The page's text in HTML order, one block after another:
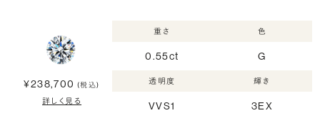
¥238,700 (税込)
詳しく見る
重さ
0.55ct
色
G
透明度
VVS1
輝き
3EX